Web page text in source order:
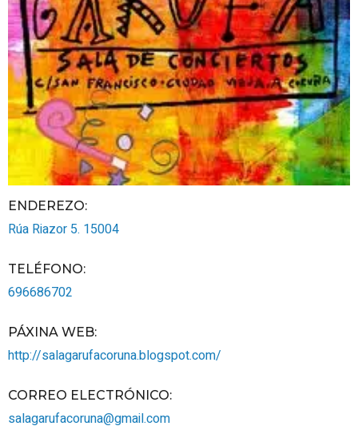
ENDEREZO:
Rúa Riazor 5. 15004
TELÉFONO:
696686702
PÁXINA WEB:
http://salagarufacoruna.blogspot.com/
CORREO ELECTRÓNICO:
salagarufacoruna@gmail.com